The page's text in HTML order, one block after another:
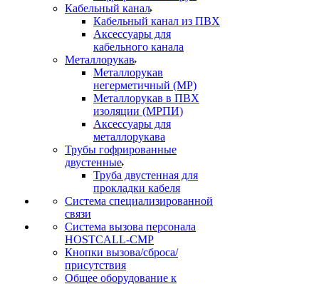
Кабельный канал
Кабельный канал из ПВХ
Аксессуары для
кабельного канала
Металлорукав
Металлорукав
негерметичный (МР)
Металлорукав в ПВХ
изоляции (МРПИ)
Аксессуары для
металлорукава
Трубы гофрированные
двустенные
Труба двустенная для
прокладки кабеля
Система специализированной
связи
Cистема вызова персонала
HOSTCALL-CMP
Кнопки вызова/сброса/
присутствия
Общее оборудование к